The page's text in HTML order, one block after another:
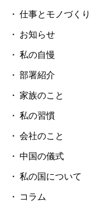
仕事とモノづくり
お知らせ
私の自慢
部署紹介
家族のこと
私の習慣
会社のこと
中国の儀式
私の国について
コラム